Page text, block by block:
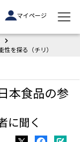
マイページ
を探る（チリ）
本食品の参
に聞く